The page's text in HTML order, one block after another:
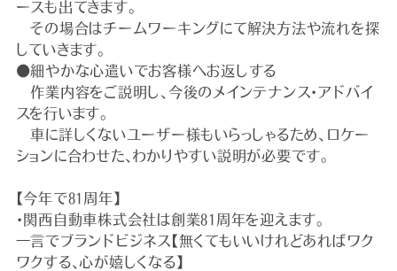
ースも出てきます。
その場合はチームワーキングにて解決方法や流れを探
していきます。
●細やかな心遣いでお客様へお返しする
作業内容をご説明し、今後のメインテナンス・アドバイ
スを行います。
車に詳しくないユーザー様もいらっしゃるため、ロケー
ションに合わせた、わかりやすい説明が必要です。
【今年で８1周年】
・関西自動車株式会社は創業８1周年を迎えます。
一言でブランドビジネス【無くてもいいけれどあればワク
ワクする、心が嬉しくなる】